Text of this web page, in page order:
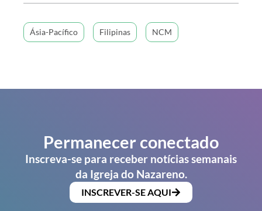
Ásia-Pacífico Filipinas NCM
Permanecer conectado
Inscreva-se para receber notícias semanais
da Igreja do Nazareno.
INSCREVER-SE AQUI